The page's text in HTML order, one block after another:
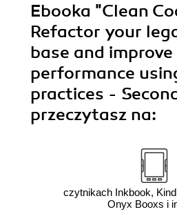
Ebooka "Clean
Refactor your
base and
performance
practices -
przeczytasz na:
czytnikach Inkbook,
Onyx Booxs i